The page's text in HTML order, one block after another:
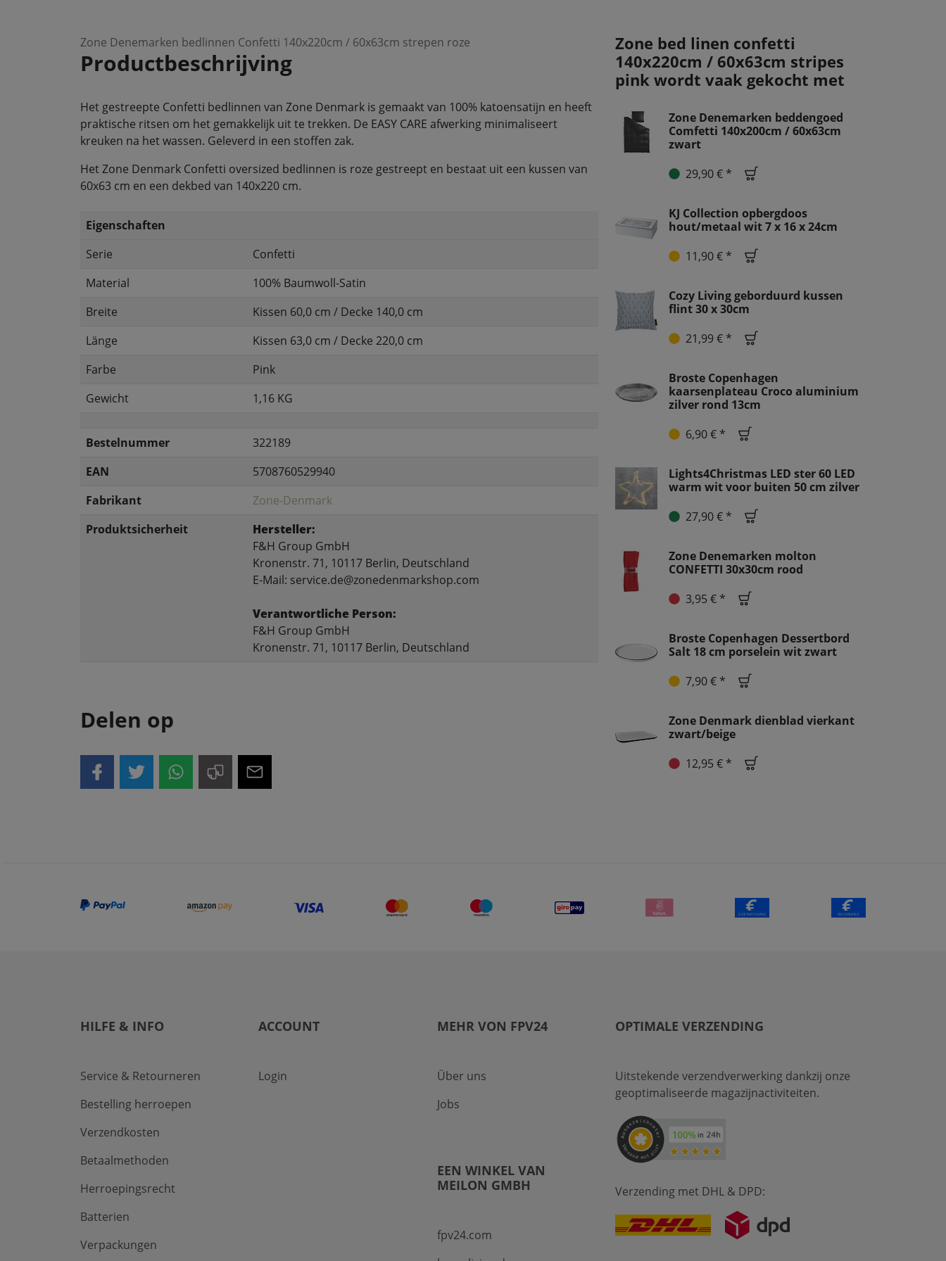
Zone Denemarken bedlinnen Confetti 140x220cm / 60x63cm strepen roze
Productbeschrijving
Het gestreepte Confetti bedlinnen van Zone Denmark is gemaakt van 100% katoensatijn en heeft
praktische ritsen om het gemakkelijk uit te trekken. De EASY CARE afwerking minimaliseert
kreuken na het wassen. Geleverd in een stoffen zak.
Het Zone Denmark Confetti oversized bedlinnen is roze gestreept en bestaat uit een kussen van
60x63 cm en een dekbed van 140x220 cm.
Eigenschaften
Serie
Confetti
Material
100% Baumwoll-Satin
Breite
Kissen 60,0 cm / Decke 140,0 cm
Länge
Kissen 63,0 cm / Decke 220,0 cm
Farbe
Pink
Gewicht
1,16 KG
Bestelnummer
322189
EAN
5708760529940
Fabrikant
Zone-Denmark
Produktsicherheit
Hersteller:
F&H Group GmbH
Kronenstr. 71, 10117 Berlin, Deutschland
E-Mail: service.de@zonedenmarkshop.com
Verantwortliche Person:
F&H Group GmbH
Kronenstr. 71, 10117 Berlin, Deutschland
Delen op
Zone bed linen confetti
140x220cm / 60x63cm stripes
pink wordt vaak gekocht met
Zone Denemarken beddengoed
Comfetti 140x200cm / 60x63cm
zwart
29,90 € *
KJ Collection opbergdoos
hout/metaal wit 7 x 16 x 24cm
11,90 € *
Cozy Living geborduurd kussen
flint 30 x 30cm
21,99 € *
Broste Copenhagen
kaarsenplateau Croco aluminium
zilver rond 13cm
6,90 € *
Lights4Christmas LED ster 60 LED
warm wit voor buiten 50 cm zilver
27,90 € *
Zone Denemarken molton
CONFETTI 30x30cm rood
3,95 € *
Broste Copenhagen Dessertbord
Salt 18 cm porselein wit zwart
7,90 € *
Zone Denmark dienblad vierkant
zwart/beige
12,95 € *
HILFE & INFO
Service & Retourneren
Bestelling herroepen
Verzendkosten
Betaalmethoden
Herroepingsrecht
Batterien
Verpackungen
ACCOUNT
Login
MEHR VON FPV24
Über uns
Jobs
EEN WINKEL VAN
MEILON GMBH
fpv24.com
OPTIMALE VERZENDING
Uitstekende verzendverwerking dankzij onze
geoptimaliseerde magazijnactiviteiten.
Verzending met DHL & DPD: